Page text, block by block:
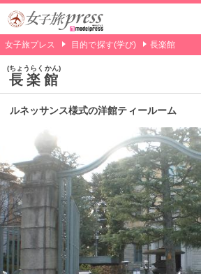
女子旅プレス 目的で探す(学び) 長楽館
長楽館
ちょうらくかん
ルネッサンス様式の洋館ティールーム